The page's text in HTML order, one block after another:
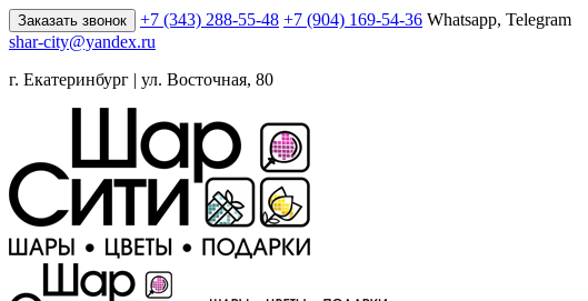
Заказать звонок +7 (343) 288-55-48 +7 (904) 169-54-36 Whatsapp, Telegram
shar-city@yandex.ru
г. Екатеринбург | ул. Восточная, 80